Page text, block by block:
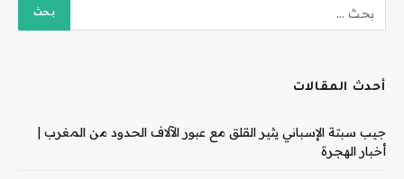
أحدث المقالات
جيب سبتة الإسباني يثير القلق مع عبور الآلاف الحدود من المغرب |
أخبار الهجرة